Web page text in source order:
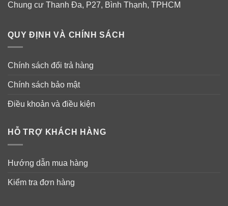
Chung cư Thanh Đa, P27, Bình Thạnh, TPHCM
QUY ĐỊNH VÀ CHÍNH SÁCH
Chính sách đổi trả hàng
Chính sách bảo mật
Điều khoản và điều kiện
HỖ TRỢ KHÁCH HÀNG
Hướng dẫn mua hàng
Kiểm tra đơn hàng